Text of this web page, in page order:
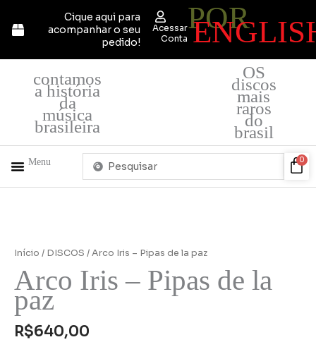
para
Cique aqui para
acompanhar o seu
pedido!
Acessar
Conta
POR
contamos
a história
da
música
brasileira
OS
discos
mais
raros
do
brasil
Menu
Pesquisar
0
Início / DISCOS / Arco Iris – Pipas de la paz
Arco Iris – Pipas de la
paz
R$640,00